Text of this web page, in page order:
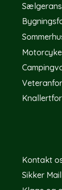
Kontakt
Sikker Mail